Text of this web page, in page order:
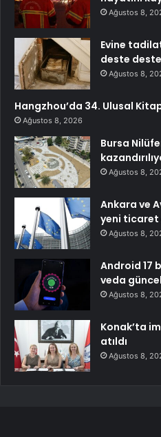
Ağustos 8,
Evine
deste
Ağustos 8,
Hangzhou’da 34. Ulusal
Ağustos 8, 2026
Bursa
Ağustos 8,
Ankara ve
yeni ticaret
Ağustos 8,
Android 17
veda
Ağustos 8,
Konak’ta
atıldı
Ağustos 8,